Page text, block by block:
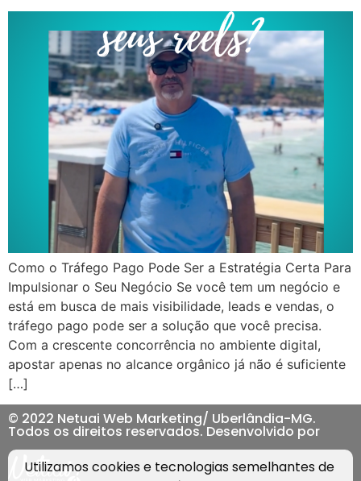
Como o Tráfego Pago Pode Ser a Estratégia Certa Para
Impulsionar o Seu Negócio Se você tem um negócio e
está em busca de mais visibilidade, leads e vendas, o
tráfego pago pode ser a solução que você precisa.
Com a crescente concorrência no ambiente digital,
apostar apenas no alcance orgânico já não é suficiente
[…]
© 2022 Netuai Web Marketing/ Uberlândia-MG.
Todos os direitos reservados. Desenvolvido por
Utilizamos cookies e tecnologias semelhantes de